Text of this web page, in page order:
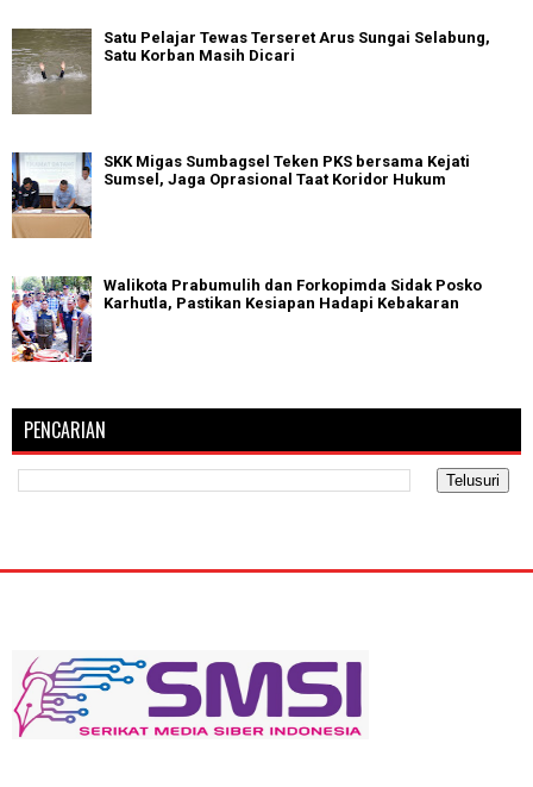
Satu Pelajar Tewas Terseret Arus Sungai Selabung,
Satu Korban Masih Dicari
SKK Migas Sumbagsel Teken PKS bersama Kejati
Sumsel, Jaga Oprasional Taat Koridor Hukum
Walikota Prabumulih dan Forkopimda Sidak Posko
Karhutla, Pastikan Kesiapan Hadapi Kebakaran
PENCARIAN